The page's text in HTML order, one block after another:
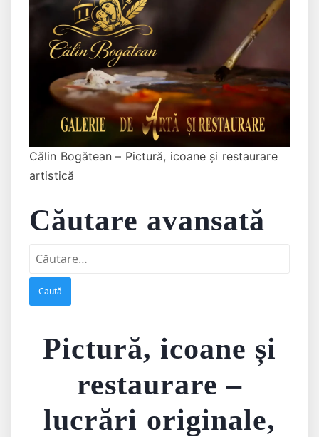
Călin Bogătean – Pictură, icoane și restaurare
artistică
Căutare avansată
Caută
Pictură, icoane și
restaurare –
lucrări originale,